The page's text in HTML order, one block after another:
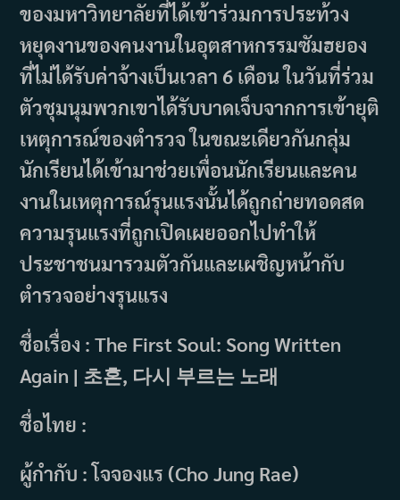
ของมหาวิทยาลัยที่ได้เข้าร่วมการประท้วง
หยุดงานของคนงานในอุตสาหกรรมซัมฮยอง
ที่ไม่ได้รับค่าจ้างเป็นเวลา 6 เดือน ในวันที่ร่วม
ตัวชุมนุมพวกเขาได้รับบาดเจ็บจากการเข้ายุติ
เหตุการณ์ของตำรวจ ในขณะเดียวกันกลุ่ม
นักเรียนได้เข้ามาช่วยเพื่อนนักเรียนและคน
งานในเหตุการณ์รุนแรงนั้นได้ถูกถ่ายทอดสด
ความรุนแรงที่ถูกเปิดเผยออกไปทำให้
ประชาชนมารวมตัวกันและเผชิญหน้ากับ
ตำรวจอย่างรุนแรง
ชื่อเรื่อง : The First Soul: Song Written
Again | 초혼, 다시 부르는 노래
ชื่อไทย :
ผู้กำกับ : โจจองแร (Cho Jung Rae)